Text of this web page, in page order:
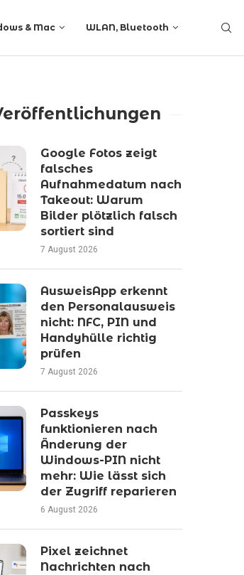
& Mac WLAN, Bluetooth
Google Fotos zeigt
falsches
Aufnahmedatum nach
Takeout: Warum
Bilder plötzlich falsch
sortiert sind
7 August 2026
AusweisApp erkennt
den Personalausweis
nicht: NFC, PIN und
Handyhülle richtig
prüfen
7 August 2026
Passkeys
funktionieren nach
Änderung der
Windows-PIN nicht
mehr: Wie lässt sich
der Zugriff reparieren
6 August 2026
Pixel zeichnet
Nachrichten nach